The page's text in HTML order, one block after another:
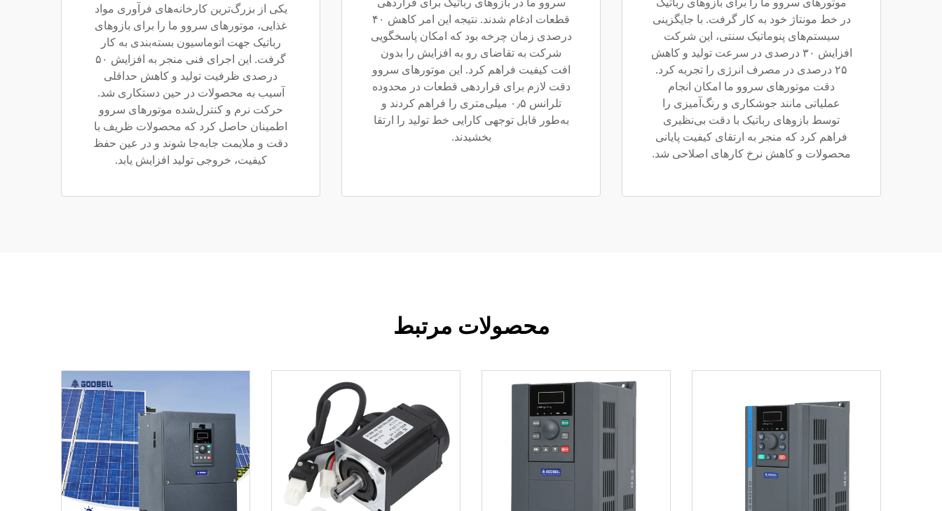
در خط مونتاژ خود به کار گرفت. با جایگزینی
سیستم‌های پنوماتیک سنتی، این شرکت
افزایش ۳۰ درصدی در سرعت تولید و کاهش
۲۵ درصدی در مصرف انرژی را تجربه کرد.
دقت موتورهای سروو ما امکان انجام
عملیاتی مانند جوشکاری و رنگ‌آمیزی را
توسط بازوهای رباتیک با دقت بی‌نظیری
فراهم کرد که منجر به ارتقای کیفیت پایانی
محصولات و کاهش نرخ کارهای اصلاحی شد.
قطعات ادغام شدند. نتیجه این امر کاهش ۴۰
درصدی زمان چرخه بود که امکان پاسخگویی
شرکت به تقاضای رو به افزایش را بدون
افت کیفیت فراهم کرد. این موتورهای سروو
دقت لازم برای قراردهی قطعات در محدوده
تلرانس ۰٫۵ میلی‌متری را فراهم کردند و
به‌طور قابل توجهی کارایی خط تولید را ارتقا
بخشیدند.
یکی از بزرگ‌ترین کارخانه‌های فرآوری مواد
غذایی، موتورهای سروو ما را برای بازوهای
رباتیک جهت اتوماسیون بسته‌بندی به کار
گرفت. این اجرای فنی منجر به افزایش ۵۰
درصدی ظرفیت تولید و کاهش حداقلی
آسیب به محصولات در حین دستکاری شد.
حرکت نرم و کنترل‌شده موتورهای سروو
اطمینان حاصل کرد که محصولات ظریف با
دقت و ملایمت جابه‌جا شوند و در عین حفظ
کیفیت، خروجی تولید افزایش یابد.
محصولات مرتبط